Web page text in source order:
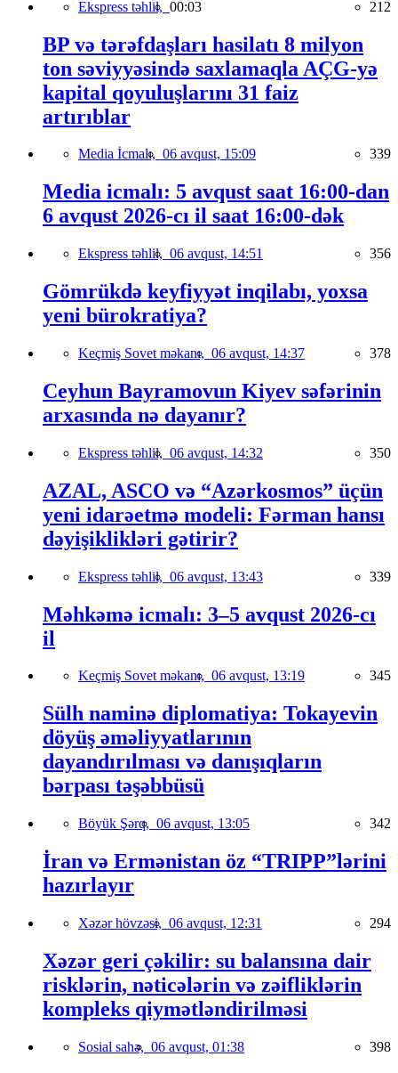
Ekspress təhlil, 00:03 212
BP və tərəfdaşları hasilatı 8 milyon
ton səviyyəsində saxlamaqla AÇG-yə
kapital qoyuluşlarını 31 faiz
artırıblar
Media İcmalı, 06 avqust, 15:09 339
Media icmalı: 5 avqust saat 16:00-dan
6 avqust 2026-cı il saat 16:00-dək
Ekspress təhlil, 06 avqust, 14:51 356
Gömrükdə keyfiyyət inqilabı, yoxsa
yeni bürokratiya?
Keçmiş Sovet məkanı, 06 avqust, 14:37 378
Ceyhun Bayramovun Kiyev səfərinin
arxasında nə dayanır?
Ekspress təhlil, 06 avqust, 14:32 350
AZAL, ASCO və “Azərkosmos” üçün
yeni idarəetmə modeli: Fərman hansı
dəyişiklikləri gətirir?
Ekspress təhlil, 06 avqust, 13:43 339
Məhkəmə icmalı: 3–5 avqust 2026-cı
il
Keçmiş Sovet məkanı, 06 avqust, 13:19 345
Sülh naminə diplomatiya: Tokayevin
döyüş əməliyyatlarının
dayandırılması və danışıqların
bərpası təşəbbüsü
Böyük Şərq, 06 avqust, 13:05 342
İran və Ermənistan öz “TRIPP”lərini
hazırlayır
Xəzər hövzəsi, 06 avqust, 12:31 294
Xəzər geri çəkilir: su balansına dair
risklərin, nəticələrin və zəifliklərin
kompleks qiymətləndirilməsi
Sosial sahə, 06 avqust, 01:38 398